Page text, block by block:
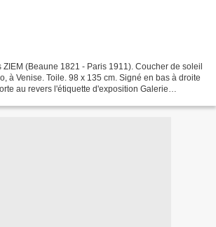
ZIEM (Beaune 1821 - Paris 1911). Coucher de soleil
à Venise. Toile. 98 x 135 cm. Signé en bas à droite
au revers l'étiquette d'exposition Galerie